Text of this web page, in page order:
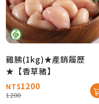
雞胇(1kg)★產銷履歷
★【香草豬】
NT$1200
1200